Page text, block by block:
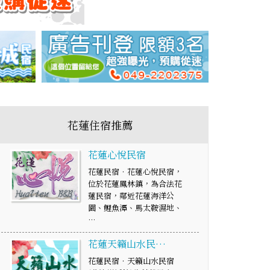
花蓮住宿推薦
花蓮心悅民宿
花蓮民宿‧花蓮心悅民宿，
位於花蓮鳳林鎮，為合法花
蓮民宿，鄰近花蓮海洋公
園、鯉魚潭、馬太鞍濕地、
…
花蓮天籟山水民…
花蓮民宿‧天籟山水民宿